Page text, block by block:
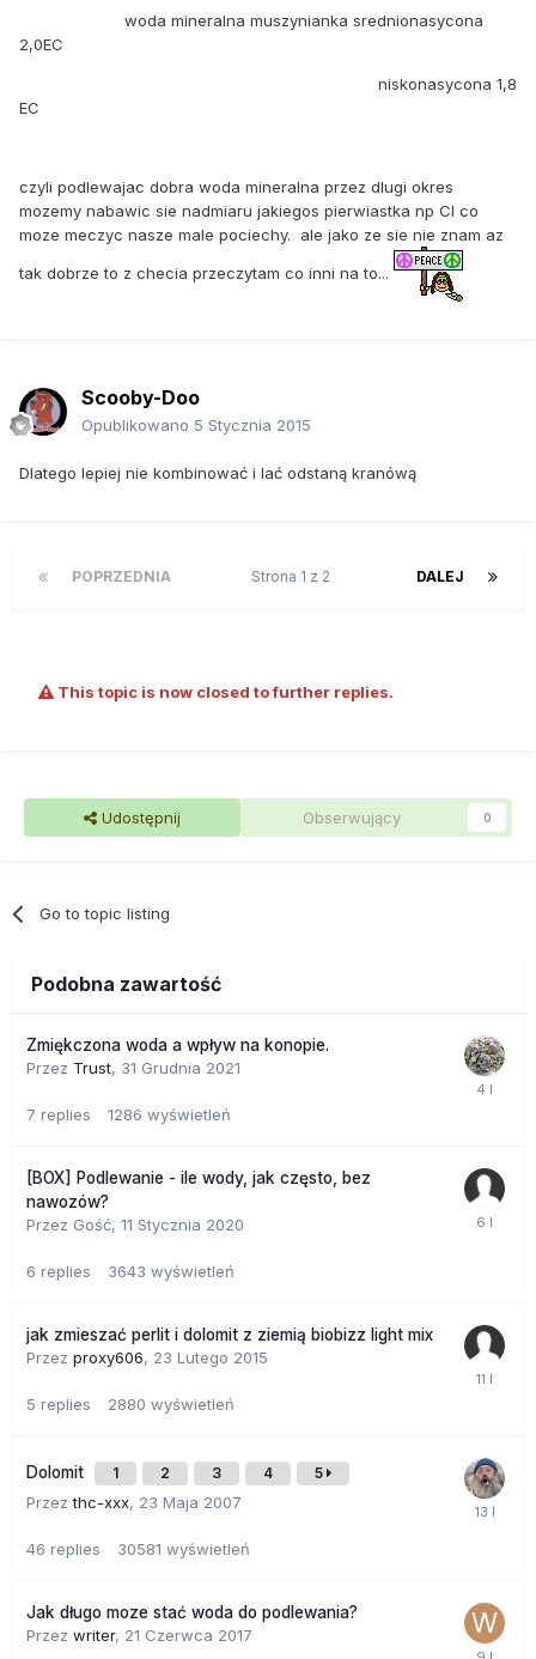
woda mineralna muszynianka srednionasycona
2,0EC
niskonasycona 1,8
EC
czyli podlewajac dobra woda mineralna przez dlugi okres
mozemy nabawic sie nadmiaru jakiegos pierwiastka np Cl co
moze meczyc nasze male pociechy. ale jako ze sie nie znam az
tak dobrze to z checia przeczytam co inni na to...
Scooby-Doo
Opublikowano 5 Stycznia 2015
Dlatego lepiej nie kombinować i lać odstaną kranówą
POPRZEDNIA DALEJ
Strona 1 z 2
This topic is now closed to further replies.
Udostępnij Obserwujący 0
Go to topic listing
Podobna zawartość
Zmiękczona woda a wpływ na konopie.
Przez Trust, 31 Grudnia 2021
7 replies 1286 wyświetleń
[BOX] Podlewanie - ile wody, jak często, bez
nawozów?
Przez Gość, 11 Stycznia 2020
6 replies 3643 wyświetleń
jak zmieszać perlit i dolomit z ziemią biobizz light mix
Przez proxy606, 23 Lutego 2015
5 replies 2880 wyświetleń
Dolomit 1 2 3 4 5
Przezthc-xxx, 23 Maja 2007
46 replies 30581 wyświetleń
Jak długo moze stać woda do podlewania?
Przez writer, 21 Czerwca 2017